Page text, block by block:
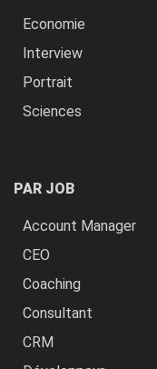
Economie
Interview
Portrait
Sciences
PAR JOB
Account Manager
CEO
Coaching
Consultant
CRM